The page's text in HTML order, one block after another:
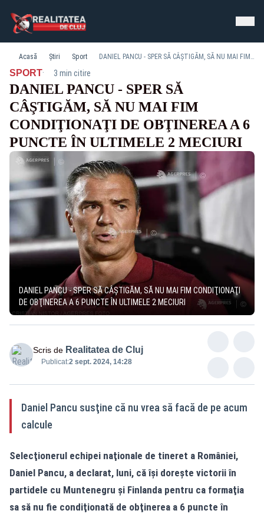
Acasă Știri Sport DANIEL PANCU - SPER SĂ CÂŞTIGĂM, SĂ NU MAI FIM CONDIŢIONAŢI DE OBŢINEREA A 6 PUNCTE ÎN ULTIMELE 2 MECIURI
SPORT· 3 min citire
DANIEL PANCU - SPER SĂ
CÂŞTIGĂM, SĂ NU MAI FIM
CONDIŢIONAŢI DE OBŢINEREA A 6
PUNCTE ÎN ULTIMELE 2 MECIURI
DANIEL PANCU - SPER SĂ CÂŞTIGĂM, SĂ NU MAI FIM CONDIŢIONAŢI
DE OBŢINEREA A 6 PUNCTE ÎN ULTIMELE 2 MECIURI
Scris de Realitatea de Cluj
Publicat:2 sept. 2024, 14:28
Daniel Pancu susţine că nu vrea să facă de pe acum
calcule
Selecţionerul echipei naţionale de tineret a României,
Daniel Pancu, a declarat, luni, că îşi doreşte victorii în
partidele cu Muntenegru şi Finlanda pentru ca formaţia
sa să nu fie condiţionată de obţinerea a 6 puncte în